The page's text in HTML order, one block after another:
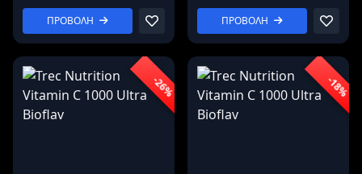
ΠΡΟΒΟΛΗ ΠΡΟΒΟΛΗ
-26% -18%